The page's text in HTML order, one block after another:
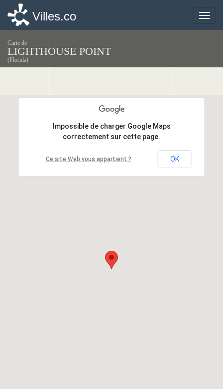
Toggle
Villes.co
Carte de
LIGHTHOUSE POINT
(Florida)
Impossible de charger Google Maps
correctement sur cette page.
Ce site Web vous appartient ? OK
Impossible de charger Google Maps
correctement sur cette page.
Ce site Web vous appartient ? OK
Toggle
Villes.co